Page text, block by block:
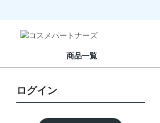
商品一覧
ログイン